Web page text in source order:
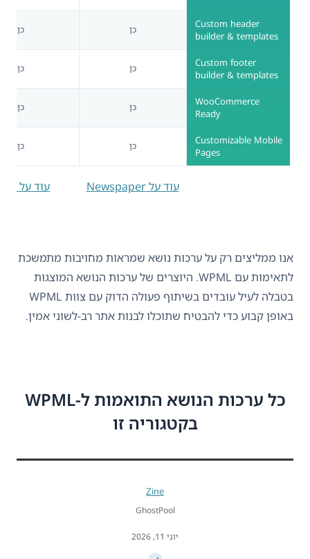
Custom header
builder & templates
כן כן
Custom footer
builder & templates
כן כן
WooCommerce
Ready
כן כן
Customizable Mobile
Pages
כן כן
עוד על Newspaper עוד על Zeen
אנו ממליצים רק על ערכות נושא שמראות מחויבות מתמשכת
לתאימות עם WPML. היוצרים של ערכות הנושא המוצגות
בטבלה לעיל עובדים בשיתוף פעולה הדוק עם צוות WPML
באופן קבוע כדי להבטיח שתוכלו לבנות אתר רב-לשוני אמין.
כל ערכות הנושא התואמות ל-WPML
בקטגוריה זו
Zine
GhostPool
יוני 11, 2026